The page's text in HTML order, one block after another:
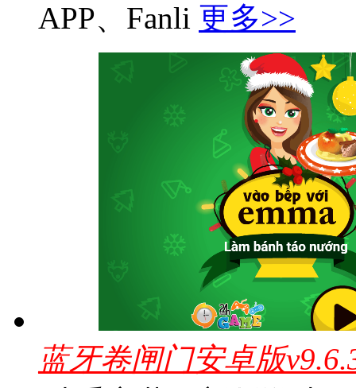
APP、Fanli 更多>>
蓝牙卷闸门安卓版